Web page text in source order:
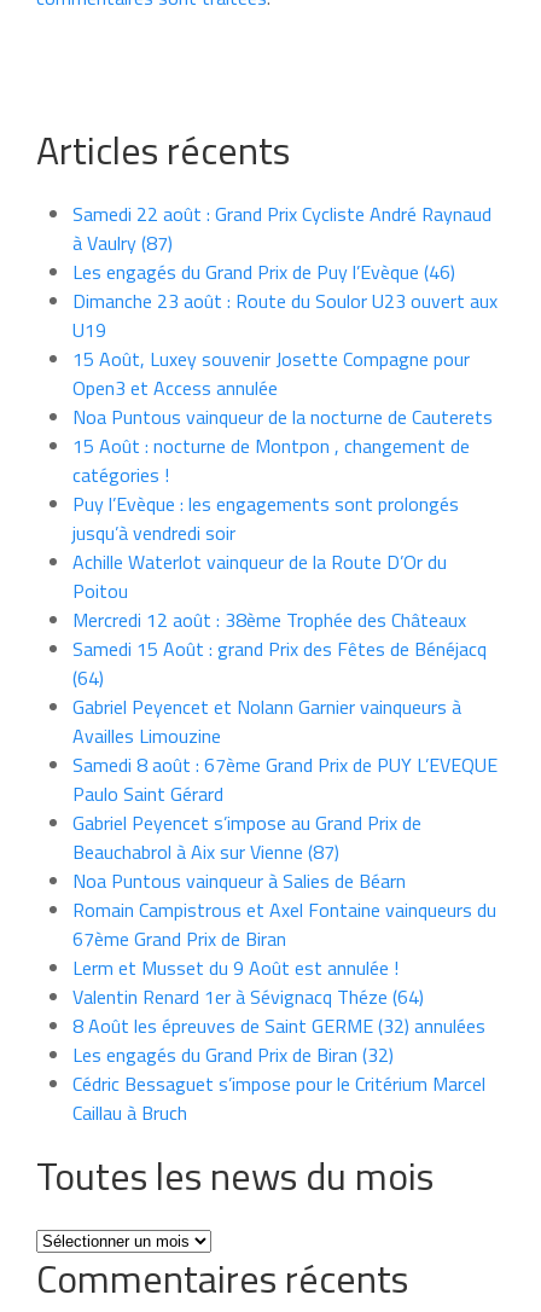
Articles récents
Samedi 22 août : Grand Prix Cycliste André Raynaud
à Vaulry (87)
Les engagés du Grand Prix de Puy l’Evèque (46)
Dimanche 23 août : Route du Soulor U23 ouvert aux
U19
15 Août, Luxey souvenir Josette Compagne pour
Open3 et Access annulée
Noa Puntous vainqueur de la nocturne de Cauterets
15 Août : nocturne de Montpon , changement de
catégories !
Puy l’Evèque : les engagements sont prolongés
jusqu’à vendredi soir
Achille Waterlot vainqueur de la Route D’Or du
Poitou
Mercredi 12 août : 38ème Trophée des Châteaux
Samedi 15 Août : grand Prix des Fêtes de Bénéjacq
(64)
Gabriel Peyencet et Nolann Garnier vainqueurs à
Availles Limouzine
Samedi 8 août : 67ème Grand Prix de PUY L’EVEQUE
Paulo Saint Gérard
Gabriel Peyencet s’impose au Grand Prix de
Beauchabrol à Aix sur Vienne (87)
Noa Puntous vainqueur à Salies de Béarn
Romain Campistrous et Axel Fontaine vainqueurs du
67ème Grand Prix de Biran
Lerm et Musset du 9 Août est annulée !
Valentin Renard 1er à Sévignacq Théze (64)
8 Août les épreuves de Saint GERME (32) annulées
Les engagés du Grand Prix de Biran (32)
Cédric Bessaguet s’impose pour le Critérium Marcel
Caillau à Bruch
Toutes les news du mois
Toutes
les
news
Commentaires récents